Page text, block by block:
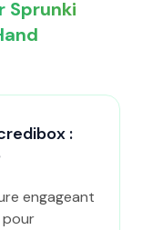
Sprunki
:
engageant
pour